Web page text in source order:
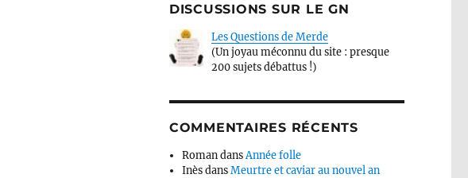
DISCUSSIONS SUR LE GN
Les Questions de Merde
(Un joyau méconnu du site : presque
200 sujets débattus !)
COMMENTAIRES RÉCENTS
RomandansAnnée folle
Inèsdans Meurtre et caviar au nouvel an